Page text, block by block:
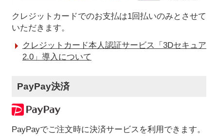
クレジットカードでのお支払は1回払いのみとさせて
いただきます。
クレジットカード本人認証サービス「3Dセキュア
2.0」導入について
PayPay決済
PayPayでご注文時に決済サービスを利用できます。